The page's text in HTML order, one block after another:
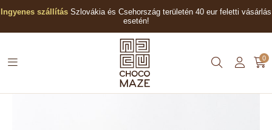
Ingyenes szállítás Szlovákia és Csehország területén 40 eur feletti vásárlás
esetén!
0